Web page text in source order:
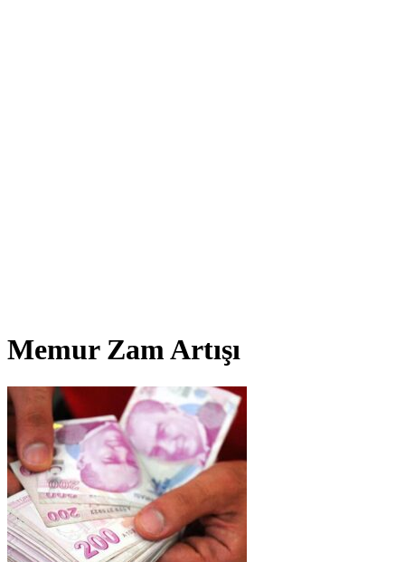
Memur Zam Artışı